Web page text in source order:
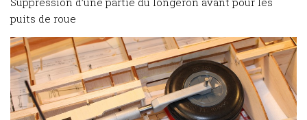
puits de roue